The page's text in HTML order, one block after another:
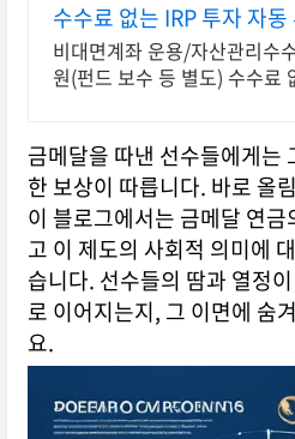
수수료 없는 IRP 투자 자동
하는 적립식 ETF
비대면계좌 운용/자산관리수
원(펀드 보수 등 별도) 수수료
금메달을 따낸 선수들에게는
한 보상이 따릅니다. 바로 올
이 블로그에서는 금메달 연
고 이 제도의 사회적 의미에
습니다. 선수들의 땀과 열정
로 이어지는지, 그 이면에 숨
요.